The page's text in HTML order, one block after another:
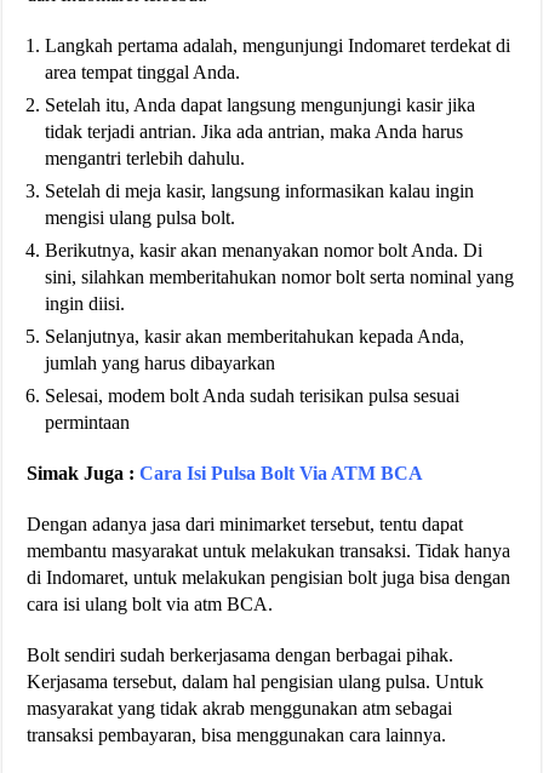
Langkah pertama adalah, mengunjungi Indomaret terdekat di
area tempat tinggal Anda.
Setelah itu, Anda dapat langsung mengunjungi kasir jika
tidak terjadi antrian. Jika ada antrian, maka Anda harus
mengantri terlebih dahulu.
Setelah di meja kasir, langsung informasikan kalau ingin
mengisi ulang pulsa bolt.
Berikutnya, kasir akan menanyakan nomor bolt Anda. Di
sini, silahkan memberitahukan nomor bolt serta nominal yang
ingin diisi.
Selanjutnya, kasir akan memberitahukan kepada Anda,
jumlah yang harus dibayarkan
Selesai, modem bolt Anda sudah terisikan pulsa sesuai
permintaan
Simak Juga :Cara Isi Pulsa Bolt Via ATM BCA
Dengan adanya jasa dari minimarket tersebut, tentu dapat
membantu masyarakat untuk melakukan transaksi. Tidak hanya
di Indomaret, untuk melakukan pengisian bolt juga bisa dengan
cara isi ulang bolt via atm BCA.
Bolt sendiri sudah berkerjasama dengan berbagai pihak.
Kerjasama tersebut, dalam hal pengisian ulang pulsa. Untuk
masyarakat yang tidak akrab menggunakan atm sebagai
transaksi pembayaran, bisa menggunakan cara lainnya.